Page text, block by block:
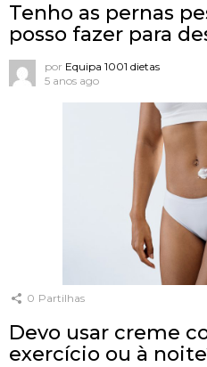
Tenho as pernas
posso fazer para
por Equipa 1001 dietas
5 anos ago
0 Partilhas
Devo usar creme
exercício ou à